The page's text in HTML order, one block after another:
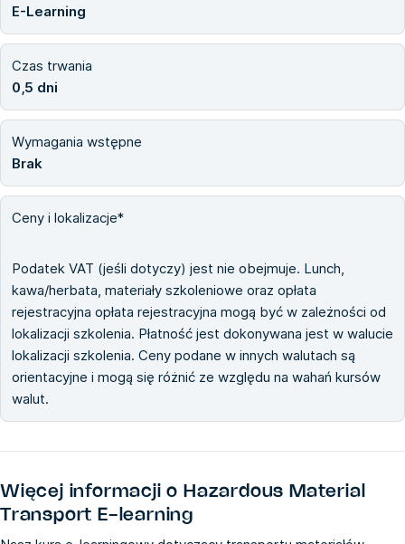
E-Learning
Czas trwania
0,5 dni
Wymagania wstępne
Brak
Ceny i lokalizacje*
Podatek VAT (jeśli dotyczy) jest nie obejmuje. Lunch,
kawa/herbata, materiały szkoleniowe oraz opłata
rejestracyjna opłata rejestracyjna mogą być w zależności od
lokalizacji szkolenia. Płatność jest dokonywana jest w walucie
lokalizacji szkolenia. Ceny podane w innych walutach są
orientacyjne i mogą się różnić ze względu na wahań kursów
walut.
Więcej informacji o Hazardous Material
Transport E-learning